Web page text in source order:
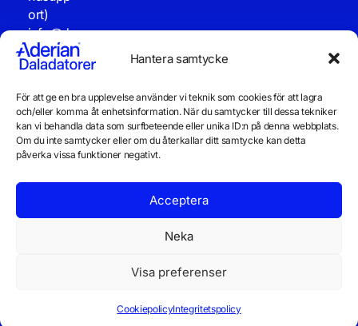
Hantera samtycke
För att ge en bra upplevelse använder vi teknik som cookies för att lagra
och/eller komma åt enhetsinformation. När du samtycker till dessa tekniker
kan vi behandla data som surfbeteende eller unika ID:n på denna webbplats.
Om du inte samtycker eller om du återkallar ditt samtycke kan detta
påverka vissa funktioner negativt.
Acceptera
Neka
Visa preferenser
CookiepolicyIntegritetspolicy
ort)
info@d
aladator
er.se
Driftinf
o
© 2026 Daladatorer AB
Cookiepolicy